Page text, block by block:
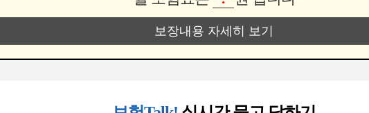
보장내용 자세히 보기